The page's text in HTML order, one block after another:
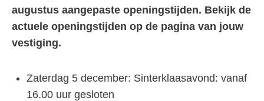
augustus aangepaste openingstijden. Bekijk de
actuele openingstijden op de pagina van jouw
vestiging.
Zaterdag 5 december: Sinterklaasavond: vanaf
16.00 uur gesloten